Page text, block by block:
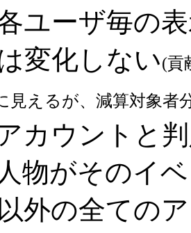
ユーザ毎の
変化しない(貢
見えるが、減算対象者
カウントと
物がそのイ
外の全ての